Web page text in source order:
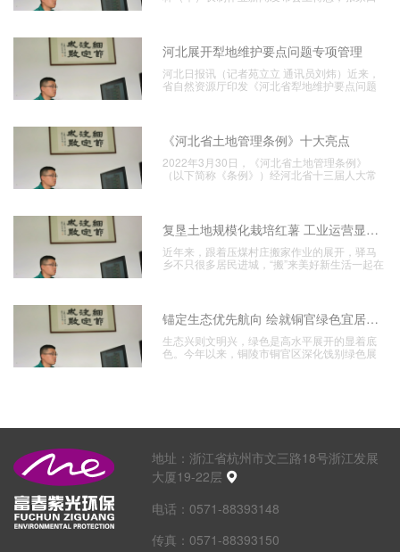
河北展开犁地维护要点问题专项管理
河北日报讯（记者苑立立 通讯员刘炜）近来，
省自然资源厅印发《河北省犁地维护要点问题
《河北省土地管理条例》十大亮点
2022年3月30日，《河北省土地管理条例》
（以下简称《条例》）经河北省十三届人大常
复垦土地规模化栽培红薯 工业运营显成效
近年来，跟着压煤村庄搬家作业的展开，驿马
乡不只很多居民进城，“搬”来美好新生活一起在
锚定生态优先航向 绘就铜官绿色宜居新图景
生态兴则文明兴，绿色是高水平展开的显着底
色。今年以来，铜陵市铜官区深化饯别绿色展
地址： 浙江省杭州市文三路18号浙江发展
大厦19-22层
电话： 0571-88393148
传真： 0571-88393150